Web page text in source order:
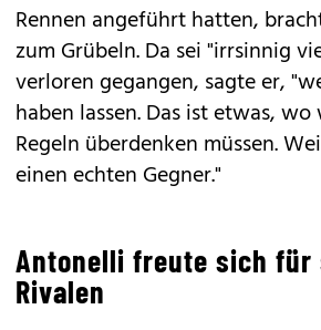
Rennen angeführt hatten,
zum Grübeln. Da sei "irrsinnig
verloren gegangen, sagte er,
haben lassen. Das ist etwas,
Regeln überdenken müssen.
einen echten Gegner."
Antonelli freute sich für
Rivalen